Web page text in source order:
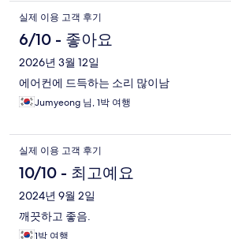
실제 이용 고객 후기
6/10 - 좋아요
2026년 3월 12일
에어컨에 드득하는 소리 많이남
Jumyeong 님, 1박 여행
실제 이용 고객 후기
10/10 - 최고예요
2024년 9월 2일
깨끗하고 좋음.
1박 여행